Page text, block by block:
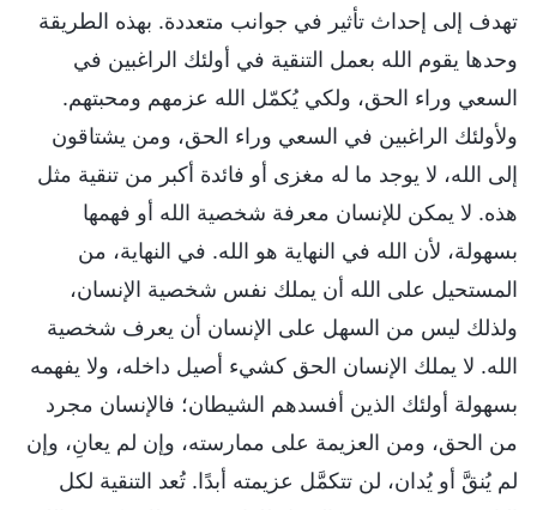
تهدف إلى إحداث تأثير في جوانب متعددة. بهذه الطريقة
وحدها يقوم الله بعمل التنقية في أولئك الراغبين في
السعي وراء الحق، ولكي يُكمّل الله عزمهم ومحبتهم.
ولأولئك الراغبين في السعي وراء الحق، ومن يشتاقون
إلى الله، لا يوجد ما له مغزى أو فائدة أكبر من تنقية مثل
هذه. لا يمكن للإنسان معرفة شخصية الله أو فهمها
بسهولة، لأن الله في النهاية هو الله. في النهاية، من
المستحيل على الله أن يملك نفس شخصية الإنسان،
ولذلك ليس من السهل على الإنسان أن يعرف شخصية
الله. لا يملك الإنسان الحق كشيء أصيل داخله، ولا يفهمه
بسهولة أولئك الذين أفسدهم الشيطان؛ فالإنسان مجرد
من الحق، ومن العزيمة على ممارسته، وإن لم يعانِ، وإن
لم يُنقَّ أو يُدان، لن تتكمَّل عزيمته أبدًا. تُعد التنقية لكل